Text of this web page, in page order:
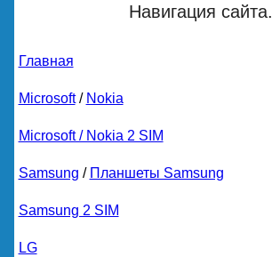
Навигация сайта.
Главная
Microsoft/ Nokia
Microsoft / Nokia 2 SIM
Samsung / Планшеты Samsung
Samsung 2 SIM
LG